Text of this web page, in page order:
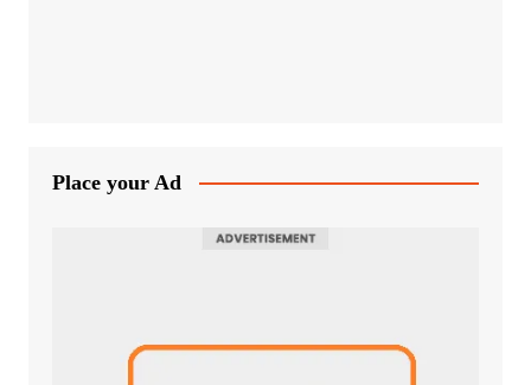
Place your Ad